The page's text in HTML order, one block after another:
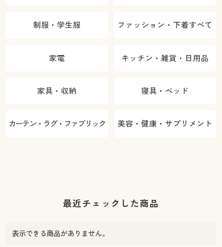
制服・学生服 ファッション・下着すべて
家電 キッチン・雑貨・日用品
家具・収納 寝具・ベッド
カーテン・ラグ・ファブリック 美容・健康・サプリメント
最近チェックした商品
表示できる商品がありません。